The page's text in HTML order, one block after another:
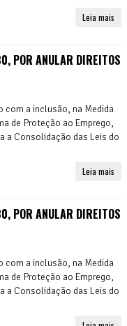
Leia mais
POR ANULAR DIREITOS
com a inclusão, na Medida
de Proteção ao Emprego,
a Consolidação das Leis do
Leia mais
POR ANULAR DIREITOS
com a inclusão, na Medida
de Proteção ao Emprego,
a Consolidação das Leis do